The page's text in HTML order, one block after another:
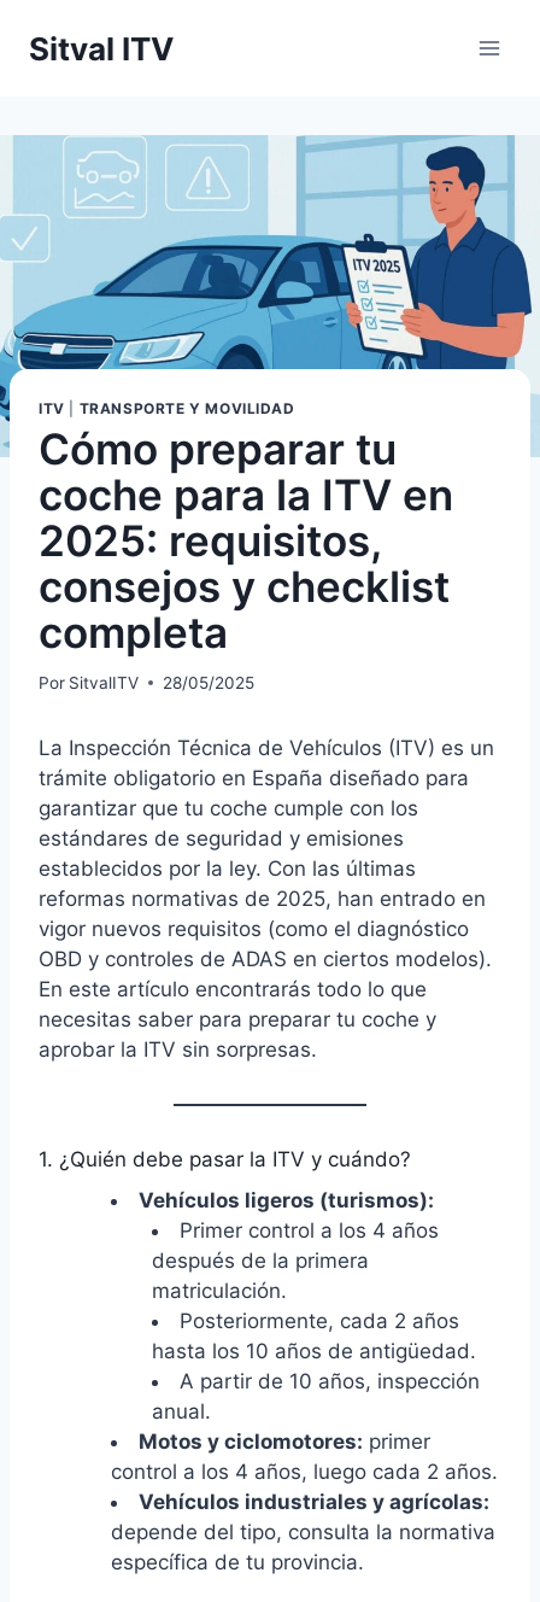
Sitval ITV
ITV TRANSPORTE Y MOVILIDAD
Cómo preparar tu
coche para la ITV en
2025: requisitos,
consejos y checklist
completa
Por SitvalITV 28/05/2025
La Inspección Técnica de Vehículos (ITV) es un
trámite obligatorio en España diseñado para
garantizar que tu coche cumple con los
estándares de seguridad y emisiones
establecidos por la ley. Con las últimas
reformas normativas de 2025, han entrado en
vigor nuevos requisitos (como el diagnóstico
OBD y controles de ADAS en ciertos modelos).
En este artículo encontrarás todo lo que
necesitas saber para preparar tu coche y
aprobar la ITV sin sorpresas.
1. ¿Quién debe pasar la ITV y cuándo?
Vehículos ligeros (turismos):
Primer control a los 4 años
después de la primera
matriculación.
Posteriormente, cada 2 años
hasta los 10 años de antigüedad.
A partir de 10 años, inspección
anual.
Motos y ciclomotores: primer
control a los 4 años, luego cada 2 años.
Vehículos industriales y agrícolas:
depende del tipo, consulta la normativa
específica de tu provincia.